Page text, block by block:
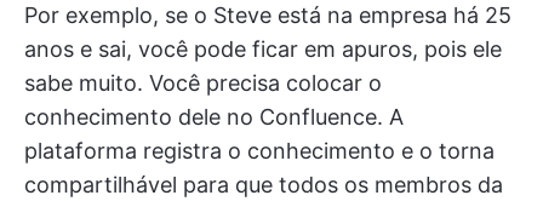
Por exemplo, se o Steve está na empresa há 25
anos e sai, você pode ficar em apuros, pois ele
sabe muito. Você precisa colocar o
conhecimento dele no Confluence. A
plataforma registra o conhecimento e o torna
compartilhável para que todos os membros da